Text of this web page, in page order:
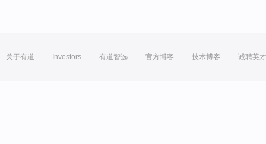
关于有道 Investors 有道智选 官方博客 技术博客 诚聘英才